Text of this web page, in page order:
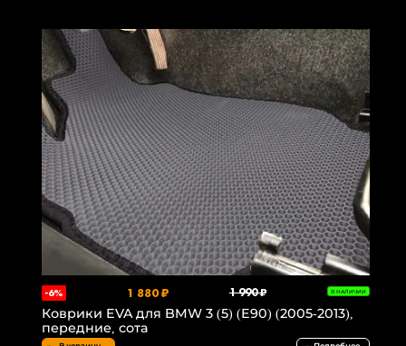
-6% 1 880 ₽ 1 990 ₽ В НАЛИЧИИ
Коврики EVA для BMW 3 (5) (E90) (2005-2013),
передние, сота